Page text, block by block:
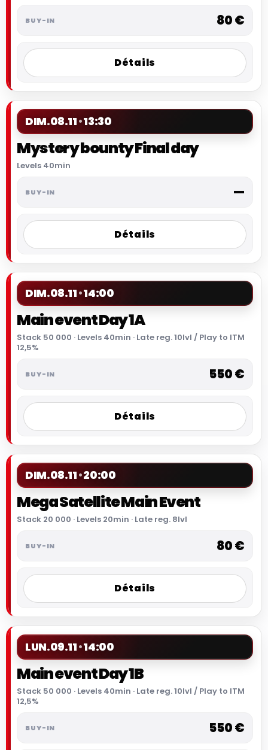
80 €
Détails
DIM.08.11 13:30
Mystery bounty Final day
Levels 40min
—
Détails
DIM.08.11 14:00
Main event Day 1A
Stack 50 000 · Levels 40min · Late reg. 10lvl / Play to ITM
12,5%
550 €
Détails
DIM.08.11 20:00
Mega Satellite Main Event
Stack 20 000 · Levels 20min · Late reg. 8lvl
80 €
Détails
LUN.09.11 14:00
Main event Day 1B
Stack 50 000 · Levels 40min · Late reg. 10lvl / Play to ITM
12,5%
550 €